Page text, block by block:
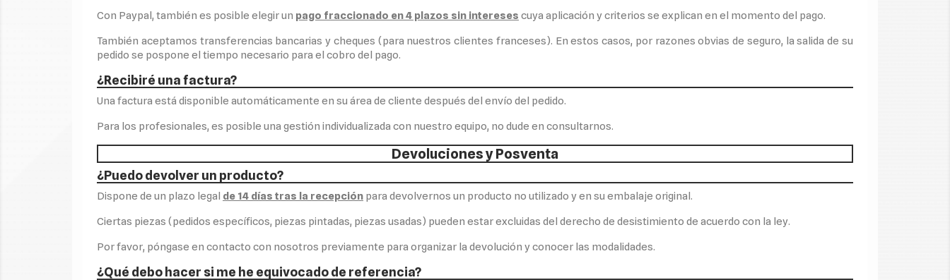
Con Paypal, también es posible elegir un pago fraccionado en 4 plazos sin intereses cuya aplicación y criterios se explican en el momento del pago.
También aceptamos transferencias bancarias y cheques (para nuestros clientes franceses). En estos casos, por razones obvias de seguro, la salida de su
pedido se pospone el tiempo necesario para el cobro del pago.
¿Recibiré una factura?
Una factura está disponible automáticamente en su área de cliente después del envío del pedido.
Para los profesionales, es posible una gestión individualizada con nuestro equipo, no dude en consultarnos.
Devoluciones y Posventa
¿Puedo devolver un producto?
Dispone de un plazo legal de 14 días tras la recepción para devolvernos un producto no utilizado y en su embalaje original.
Ciertas piezas (pedidos específicos, piezas pintadas, piezas usadas) pueden estar excluidas del derecho de desistimiento de acuerdo con la ley.
Por favor, póngase en contacto con nosotros previamente para organizar la devolución y conocer las modalidades.
¿Qué debo hacer si me he equivocado de referencia?